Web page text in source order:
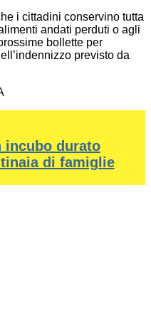
i cittadini conservino tutta
andati perduti o agli
bollette per
previsto da
incubo durato
di famiglie